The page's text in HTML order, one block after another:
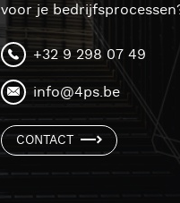
voor je
+32 9 298 07 49
info@4ps.be
CONTACT